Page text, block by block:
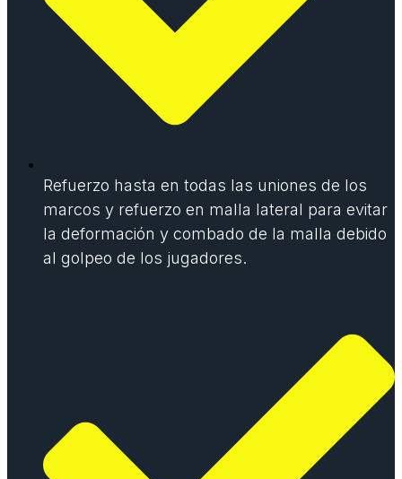
Refuerzo hasta en todas las uniones de los
marcos y refuerzo en malla lateral para evitar
la deformación y combado de la malla debido
al golpeo de los jugadores.